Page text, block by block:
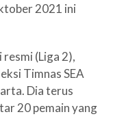
2021 ini
(Liga 2),
Timnas SEA
Dia terus
20 pemain yang